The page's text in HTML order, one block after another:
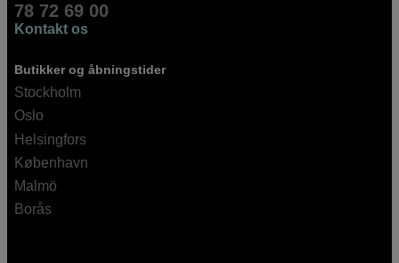
78 72 69 00
Kontakt os
Butikker og åbningstider
Stockholm
Oslo
Helsingfors
København
Malmö
Borås